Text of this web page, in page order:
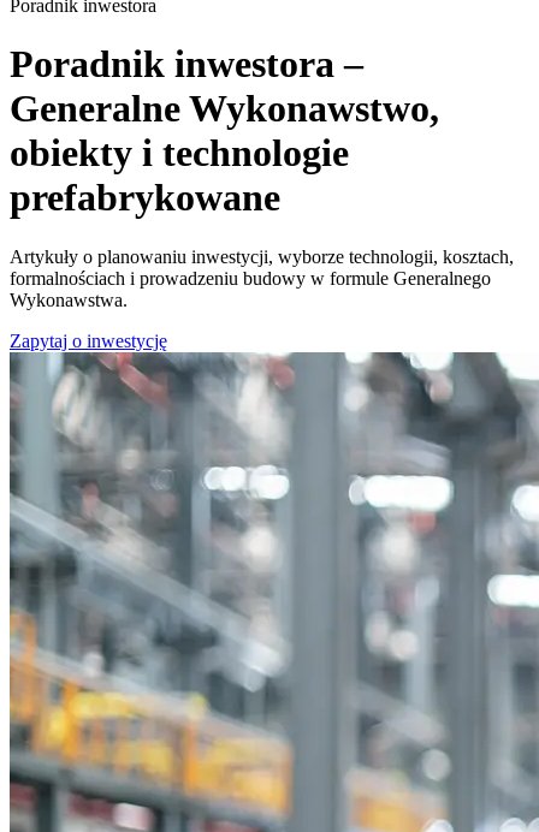
Poradnik inwestora
Poradnik inwestora –
Generalne Wykonawstwo,
obiekty i technologie
prefabrykowane
Artykuły o planowaniu inwestycji, wyborze technologii, kosztach,
formalnościach i prowadzeniu budowy w formule Generalnego
Wykonawstwa.
Zapytaj o inwestycję